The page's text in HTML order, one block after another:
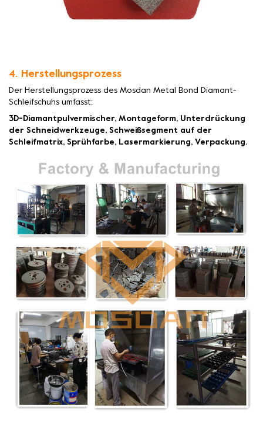
4. Herstellungsprozess
Der Herstellungsprozess des Mosdan Metal Bond Diamant-
Schleifschuhs umfasst:
3D-Diamantpulvermischer, Montageform, Unterdrückung
der Schneidwerkzeuge, Schweißsegment auf der
Schleifmatrix, Sprühfarbe, Lasermarkierung, Verpackung.